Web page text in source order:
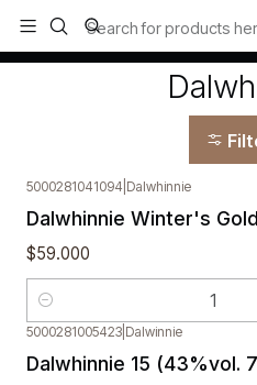
Todos los productos estan en
Home Dalwhinnie
5000281041094 Dalwhinnie
Dalwhinnie Winter's
$59.000
Quantity
5000281005423 Dalwinnie
Dalwhinnie 15 (43%vol.